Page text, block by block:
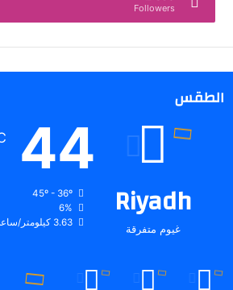
Followers
الطقس
Riyadh
غيوم متفرقة
44
45º - 36º
6%
3.63 كيلومتر/ساعة